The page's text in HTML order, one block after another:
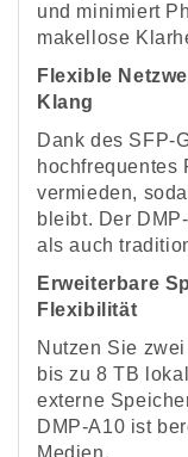
und minimiert
makellose
Flexible
Klang
Dank des SFP-
hochfrequentes
vermieden,
bleibt. Der
als auch
Erweiterbare
Flexibilität
Nutzen Sie
bis zu 8 TB
externe
DMP-A10 ist
Medien.